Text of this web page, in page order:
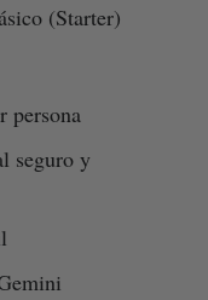
(Starter)
persona
seguro y